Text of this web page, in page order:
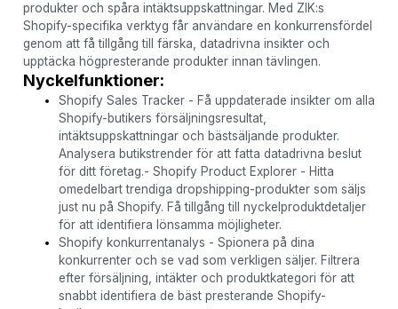
produkter och spåra intäktsuppskattningar. Med ZIK:s
Shopify-specifika verktyg får användare en konkurrensfördel
genom att få tillgång till färska, datadrivna insikter och
upptäcka högpresterande produkter innan tävlingen.
Nyckelfunktioner:
Shopify Sales Tracker - Få uppdaterade insikter om alla
Shopify-butikers försäljningsresultat,
intäktsuppskattningar och bästsäljande produkter.
Analysera butikstrender för att fatta datadrivna beslut
för ditt företag.- Shopify Product Explorer - Hitta
omedelbart trendiga dropshipping-produkter som säljs
just nu på Shopify. Få tillgång till nyckelproduktdetaljer
för att identifiera lönsamma möjligheter.
Shopify konkurrentanalys - Spionera på dina
konkurrenter och se vad som verkligen säljer. Filtrera
efter försäljning, intäkter och produktkategori för att
snabbt identifiera de bäst presterande Shopify-